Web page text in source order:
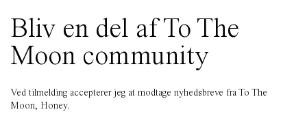
Bliv en del af To The
Moon community
Ved tilmelding accepterer jeg at modtage nyhedsbreve fra To The
Moon, Honey.